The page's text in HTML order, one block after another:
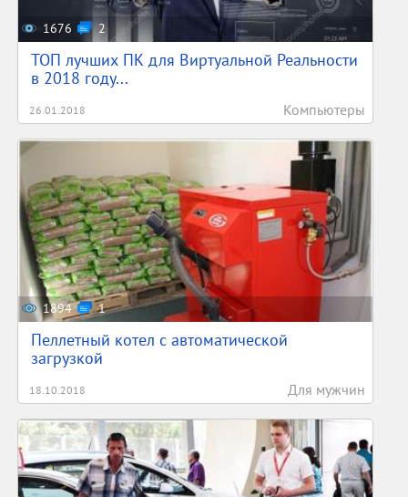
1676 2
ТОП лучших ПК для Виртуальной Реальности
в 2018 году...
26.01.2018 Компьютеры
1894 1
Пеллетный котел с автоматической
загрузкой
18.10.2018 Для мужчин